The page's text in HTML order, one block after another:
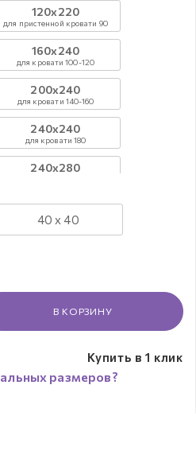
120х220
для пристенной кровати 90
160х240
для кровати 100-120
200х240
для кровати 140-160
240х240
для кровати 180
240х280
Круглое д. 260
для кровати диаметром до 220
40 х 40
В КОРЗИНУ
Купить в 1 клик
размеров?